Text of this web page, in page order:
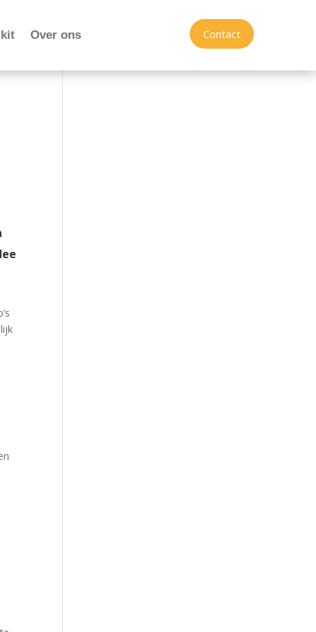
Over ons Contact